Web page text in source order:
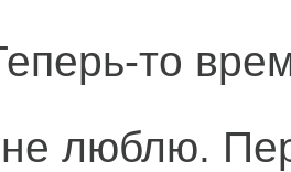
то
люблю.